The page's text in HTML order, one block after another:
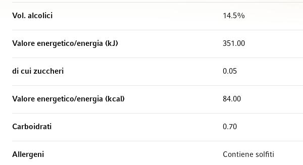
Vol. alcolici 14.5%
Valore energetico/energia (kJ) 351.00
di cui zuccheri 0.05
Valore energetico/energia (kcal) 84.00
Carboidrati 0.70
Allergeni Contiene solfiti